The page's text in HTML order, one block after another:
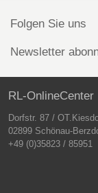
Folgen Sie uns
Newsletter
RL-OnlineCenter
Dorfstr. 87 /
02899 Schönau-
+49 (0)35823 / 85951